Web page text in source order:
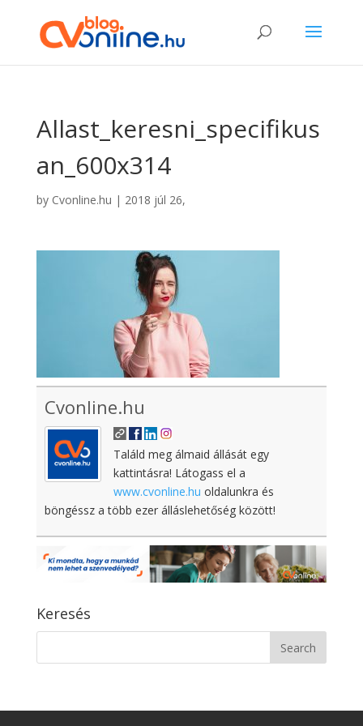
Allast_keresni_specifikus
an_600x314
by Cvonline.hu | 2018 júl 26,
Cvonline.hu
Találd meg álmaid állását egy
kattintásra! Látogass el a
www.cvonline.hu oldalunkra és
böngéssz a több ezer álláslehetőség között!
Keresés